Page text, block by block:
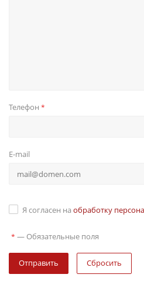
Телефон *
E-mail
Я согласен на обработку
* — Обязательные поля
Сбросить